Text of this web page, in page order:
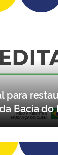
para
Bacia do